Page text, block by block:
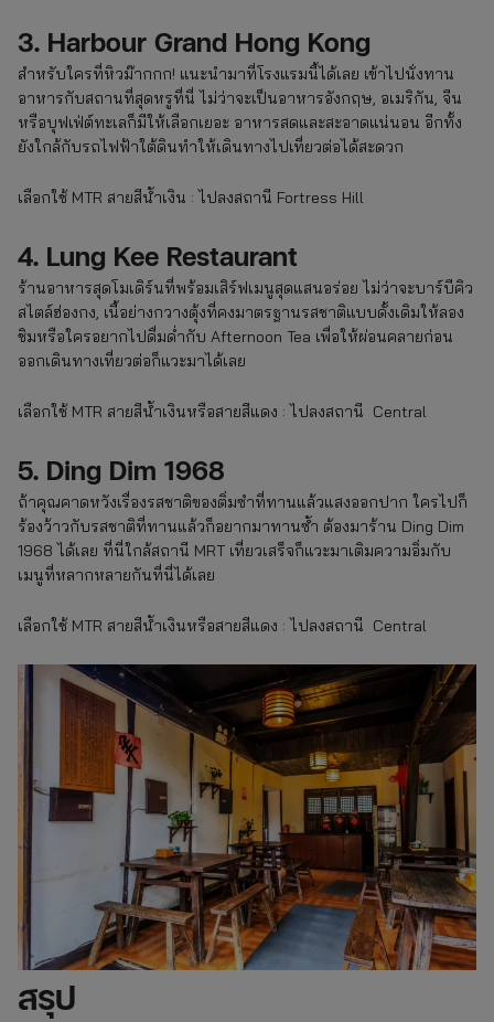
3. Harbour Grand Hong Kong
สำหรับใครที่หิวม๊ากกก! แนะนำมาที่โรงแรมนี้ได้เลย เข้าไปนั่งทาน
อาหารกับสถานที่สุดหรูที่นี่ ไม่ว่าจะเป็นอาหารอังกฤษ, อเมริกัน, จีน
หรือบุฟเฟ่ต์ทะเลก็มีให้เลือกเยอะ อาหารสดและสะอาดแน่นอน อีกทั้ง
ยังใกล้กับรถไฟฟ้าใต้ดินทำให้เดินทางไปเที่ยวต่อได้สะดวก
เลือกใช้ MTR สายสีน้ำเงิน : ไปลงสถานี Fortress Hill
4. Lung Kee Restaurant
ร้านอาหารสุดโมเดิร์นที่พร้อมเสิร์ฟเมนูสุดแสนอร่อย ไม่ว่าจะบาร์บีคิว
สไตล์ฮ่องกง, เนื้อย่างกวางตุ้งที่คงมาตรฐานรสชาติแบบดั้งเดิมให้ลอง
ชิมหรือใครอยากไปดื่มด่ำกับ Afternoon Tea เพื่อให้ผ่อนคลายก่อน
ออกเดินทางเที่ยวต่อก็แวะมาได้เลย
เลือกใช้ MTR สายสีน้ำเงินหรือสายสีแดง : ไปลงสถานี Central
5. Ding Dim 1968
ถ้าคุณคาดหวังเรื่องรสชาติของติ่มซำที่ทานแล้วแสงออกปาก ใครไปก็
ร้องว้าวกับรสชาติที่ทานแล้วก็อยากมาทานซ้ำ ต้องมาร้าน Ding Dim
1968 ได้เลย ที่นี่ใกล้สถานี MRT เที่ยวเสร็จก็แวะมาเติมความอิ่มกับ
เมนูที่หลากหลายกันที่นี่ได้เลย
เลือกใช้ MTR สายสีน้ำเงินหรือสายสีแดง : ไปลงสถานี Central
สรุป